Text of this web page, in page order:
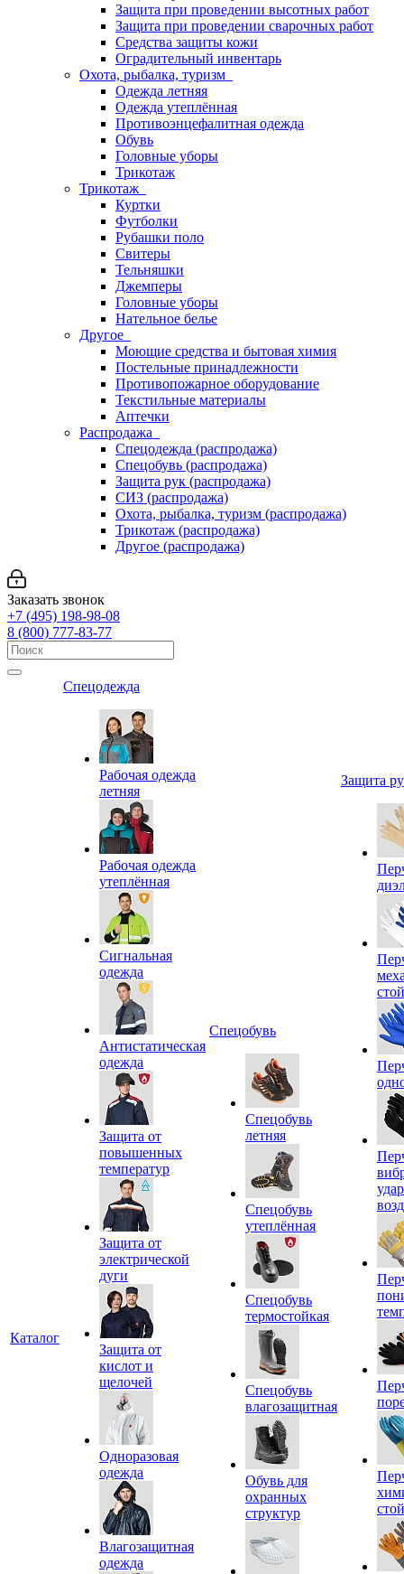
Защита при проведении высотных работ
Защита при проведении сварочных работ
Средства защиты кожи
Оградительный инвентарь
Охота, рыбалка, туризм
Одежда летняя
Одежда утеплённая
Противоэнцефалитная одежда
Обувь
Головные уборы
Трикотаж
Трикотаж
Куртки
Футболки
Рубашки поло
Свитеры
Тельняшки
Джемперы
Головные уборы
Нательное белье
Другое
Моющие средства и бытовая химия
Постельные принадлежности
Противопожарное оборудование
Текстильные материалы
Аптечки
Распродажа
Спецодежда (распродажа)
Спецобувь (распродажа)
Защита рук (распродажа)
СИЗ (распродажа)
Охота, рыбалка, туризм (распродажа)
Трикотаж (распродажа)
Другое (распродажа)
Заказать звонок
+7 (495) 198-98-08
8 (800) 777-83-77
Каталог
Спецодежда
Рабочая одежда
летняя
Рабочая одежда
утеплённая
Сигнальная
одежда
Антистатическая
одежда
Защита от
повышенных
температур
Защита от
электрической
дуги
Защита от
кислот и
щелочей
Одноразовая
одежда
Влагозащитная
одежда
Спецобувь
Спецобувь
летняя
Спецобувь
утеплённая
Спецобувь
термостойкая
Спецобувь
влагозащитная
Обувь для
охранных
структур
Защита